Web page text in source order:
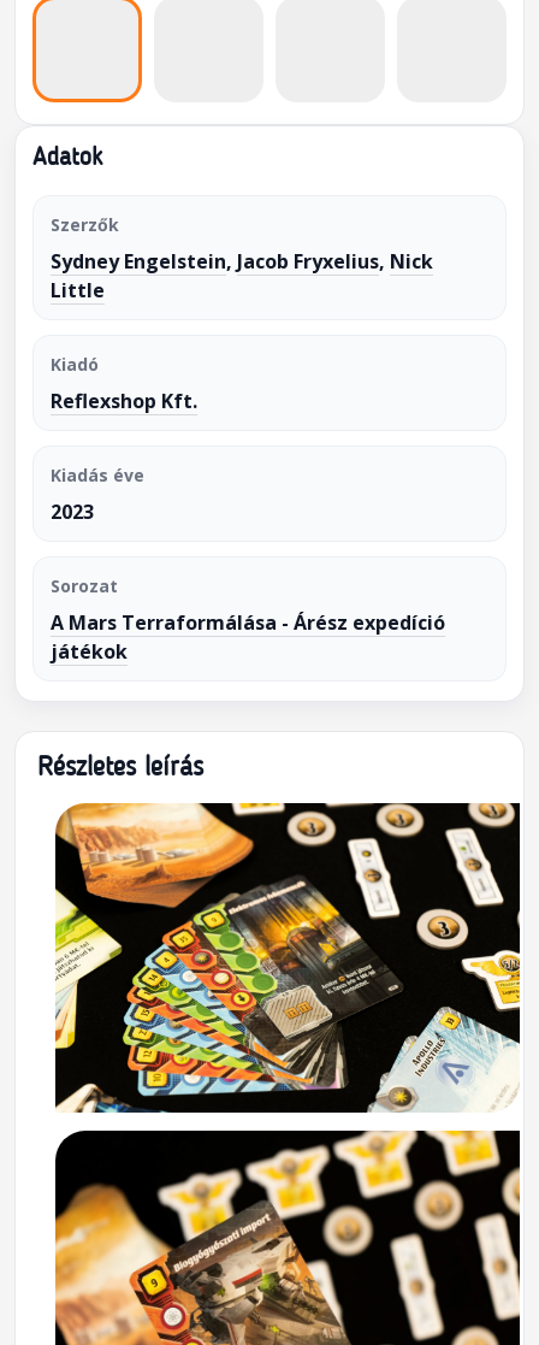
Adatok
Szerzők
Sydney Engelstein, Jacob Fryxelius, Nick
Little
Kiadó
Reflexshop Kft.
Kiadás éve
2023
Sorozat
A Mars Terraformálása - Árész expedíció
játékok
Részletes leírás